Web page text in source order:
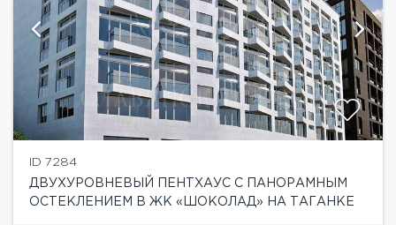
ID 7284
ДВУХУРОВНЕВЫЙ ПЕНТХАУС С ПАНОРАМНЫМ
ОСТЕКЛЕНИЕМ В ЖК «ШОКОЛАД» НА ТАГАНКЕ